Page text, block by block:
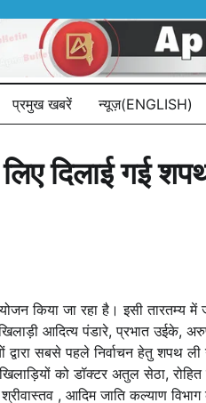
प्रमुख खबरें न्यूज़(ENGLISH)
दिलाई गई
किया जा रहा है। इसी तारतम्य
आदित्य पंडारे, प्रभात उईके,
द्वारा सबसे पहले निर्वाचन हेतु शपथ
को डॉक्टर अतुल सेठा,
, आदिम जाति कल्याण